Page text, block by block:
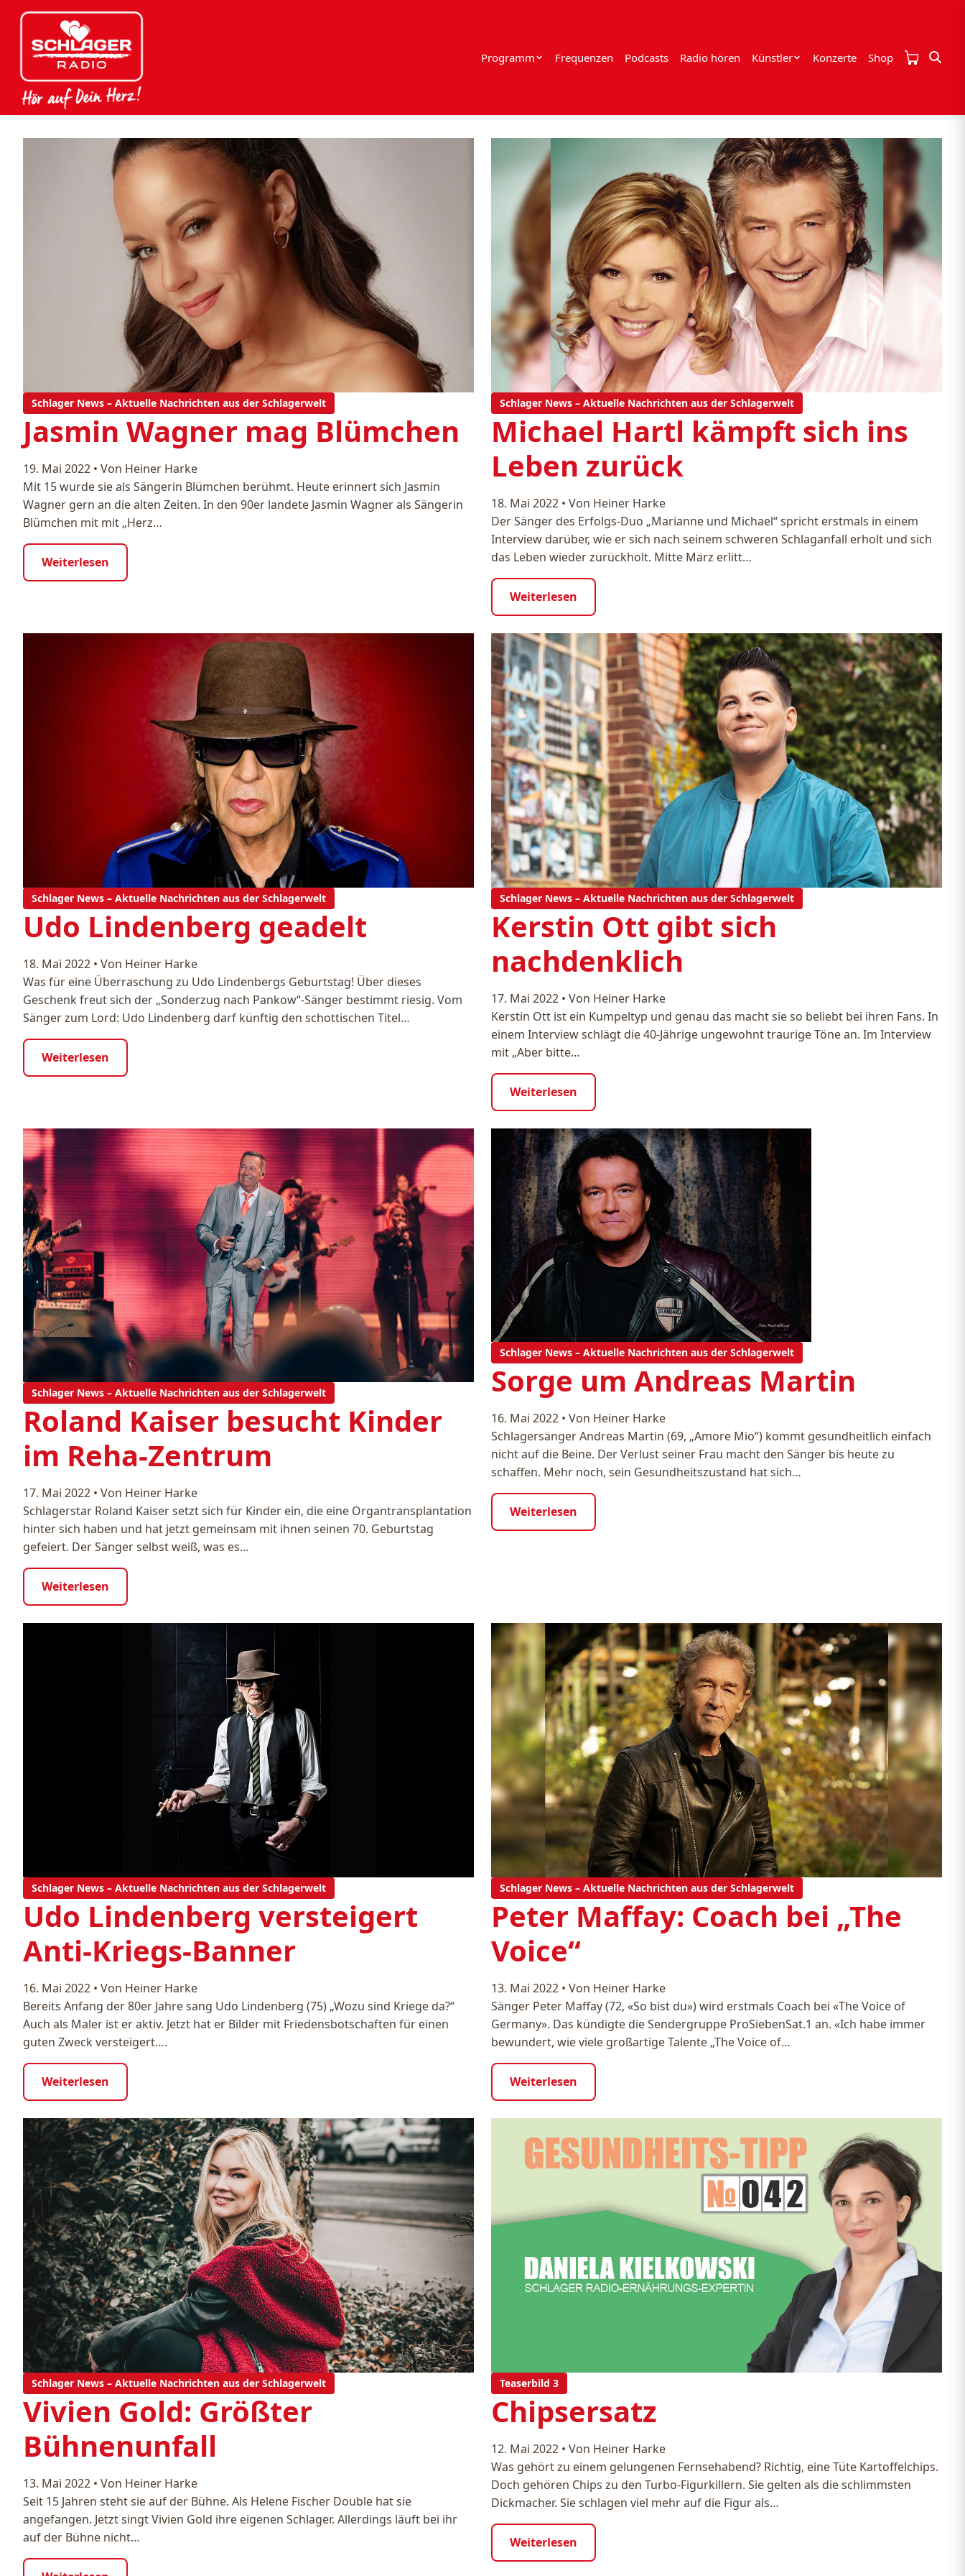
Programm Frequenzen Podcasts Radio hören Künstler Konzerte Shop
Schlager News – Aktuelle Nachrichten aus der Schlagerwelt
Jasmin Wagner mag Blümchen
19. Mai 2022 • Von Heiner Harke
Mit 15 wurde sie als Sängerin Blümchen berühmt. Heute erinnert sich Jasmin
Wagner gern an die alten Zeiten. In den 90er landete Jasmin Wagner als Sängerin
Blümchen mit mit „Herz…
Weiterlesen
Schlager News – Aktuelle Nachrichten aus der Schlagerwelt
Michael Hartl kämpft sich ins
Leben zurück
18. Mai 2022 • Von Heiner Harke
Der Sänger des Erfolgs-Duo „Marianne und Michael“ spricht erstmals in einem
Interview darüber, wie er sich nach seinem schweren Schlaganfall erholt und sich
das Leben wieder zurückholt. Mitte März erlitt…
Weiterlesen
Schlager News – Aktuelle Nachrichten aus der Schlagerwelt
Udo Lindenberg geadelt
18. Mai 2022 • Von Heiner Harke
Was für eine Überraschung zu Udo Lindenbergs Geburtstag! Über dieses
Geschenk freut sich der „Sonderzug nach Pankow“-Sänger bestimmt riesig. Vom
Sänger zum Lord: Udo Lindenberg darf künftig den schottischen Titel…
Weiterlesen
Schlager News – Aktuelle Nachrichten aus der Schlagerwelt
Kerstin Ott gibt sich
nachdenklich
17. Mai 2022 • Von Heiner Harke
Kerstin Ott ist ein Kumpeltyp und genau das macht sie so beliebt bei ihren Fans. In
einem Interview schlägt die 40-Jährige ungewohnt traurige Töne an. Im Interview
mit „Aber bitte…
Weiterlesen
Schlager News – Aktuelle Nachrichten aus der Schlagerwelt
Roland Kaiser besucht Kinder
im Reha-Zentrum
17. Mai 2022 • Von Heiner Harke
Schlagerstar Roland Kaiser setzt sich für Kinder ein, die eine Organtransplantation
hinter sich haben und hat jetzt gemeinsam mit ihnen seinen 70. Geburtstag
gefeiert. Der Sänger selbst weiß, was es…
Weiterlesen
Schlager News – Aktuelle Nachrichten aus der Schlagerwelt
Sorge um Andreas Martin
16. Mai 2022 • Von Heiner Harke
Schlagersänger Andreas Martin (69, „Amore Mio“) kommt gesundheitlich einfach
nicht auf die Beine. Der Verlust seiner Frau macht den Sänger bis heute zu
schaffen. Mehr noch, sein Gesundheitszustand hat sich…
Weiterlesen
Schlager News – Aktuelle Nachrichten aus der Schlagerwelt
Udo Lindenberg versteigert
Anti-Kriegs-Banner
16. Mai 2022 • Von Heiner Harke
Bereits Anfang der 80er Jahre sang Udo Lindenberg (75) „Wozu sind Kriege da?“
Auch als Maler ist er aktiv. Jetzt hat er Bilder mit Friedensbotschaften für einen
guten Zweck versteigert….
Weiterlesen
Schlager News – Aktuelle Nachrichten aus der Schlagerwelt
Peter Maffay: Coach bei „The
Voice“
13. Mai 2022 • Von Heiner Harke
Sänger Peter Maffay (72, «So bist du») wird erstmals Coach bei «The Voice of
Germany». Das kündigte die Sendergruppe ProSiebenSat.1 an. «Ich habe immer
bewundert, wie viele großartige Talente „The Voice of…
Weiterlesen
Schlager News – Aktuelle Nachrichten aus der Schlagerwelt
Vivien Gold: Größter
Bühnenunfall
13. Mai 2022 • Von Heiner Harke
Seit 15 Jahren steht sie auf der Bühne. Als Helene Fischer Double hat sie
angefangen. Jetzt singt Vivien Gold ihre eigenen Schlager. Allerdings läuft bei ihr
auf der Bühne nicht…
Teaserbild 3
Chipsersatz
12. Mai 2022 • Von Heiner Harke
Was gehört zu einem gelungenen Fernsehabend? Richtig, eine Tüte Kartoffelchips.
Doch gehören Chips zu den Turbo-Figurkillern. Sie gelten als die schlimmsten
Dickmacher. Sie schlagen viel mehr auf die Figur als…
Weiterlesen